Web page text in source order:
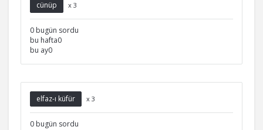
cünüp x 3
0 bugün sordu
bu hafta0
bu ay0
elfaz-ı küfür x 3
0 bugün sordu